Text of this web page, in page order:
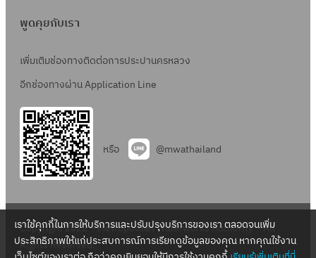
พูดคุยกับเรา
เพิ่มเติมช่องทางติดต่อการประปานครหลวง
อีกช่องทางผ่าน Application Line
หรือ @mwathailand
Copyright 2022 – Metropolitan Waterworks Authority – All
Rights Reserved.
เราใช้คุกกี้ในการให้บริการและปรับปรุงบริการของเรา ตลอดจนเพิ่ม
ประสิทธิภาพให้แก่ประสบการณ์การเรียกดูข้อมูลของคุณ หากคุณใช้งาน